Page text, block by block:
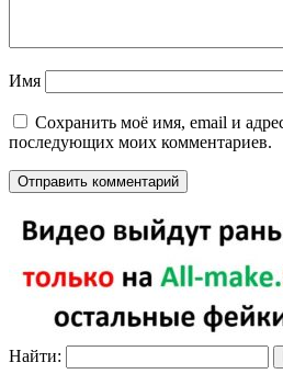
Имя
Сохранить моё имя, email и
последующих моих комментариев.
Найти: